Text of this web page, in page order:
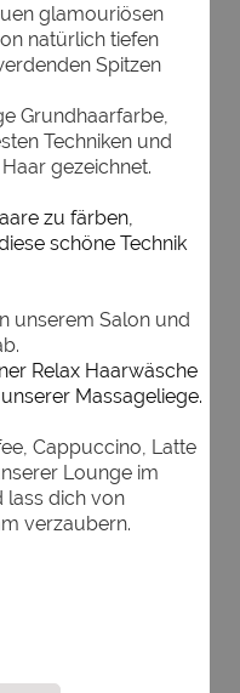
glamouriösen
natürlich tiefen
Spitzen
Grundhaarfarbe,
Techniken und
gezeichnet.
zu färben,
schöne Technik
unserem Salon und
Relax Haarwäsche
Massageliege.
Cappuccino, Latte
Lounge im
lass dich von
verzaubern.